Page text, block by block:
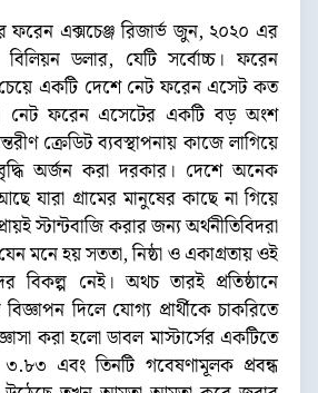
ফরেন এক্সচেঞ্জ রিজার্ভ জুন, ২০২০ এর
ডলার, যেটি সর্বোচ্চ। ফরেন
চেয়ে একটি দেশে নেট ফরেন এসেট কত
নেট ফরেন এসেটের একটি বড় অংশ
ক্রেডিট ব্যবস্থাপনায় কাজে লাগিয়ে
অর্জন করা দরকার। দেশে অনেক
যারা গ্রামের মানুষের কাছে না গিয়ে
স্টান্টবাজি করার জন্য অর্থনীতিবিদরা
মনে হয় সততা, নিষ্ঠা ও একাগ্রতায় ওই
বিকল্প নেই। অথচ তারই প্রতিষ্ঠানে
দিলে যোগ্য প্রার্থীকে চাকরিতে
করা হলো ডাবল মাস্টার্সের একটিতে
এবং তিনটি গবেষণামূলক প্রবন্ধ